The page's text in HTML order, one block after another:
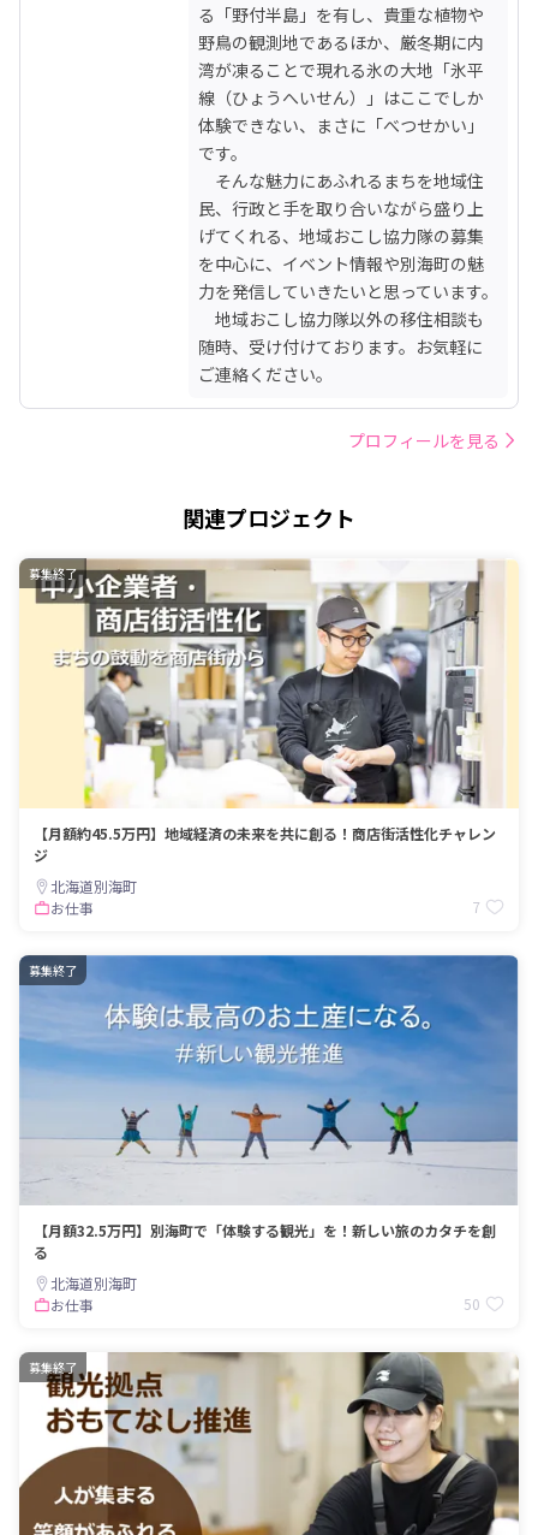
る「野付半島」を有し、貴重な植物や
野鳥の観測地であるほか、厳冬期に内
湾が凍ることで現れる氷の大地「氷平
線（ひょうへいせん）」はここでしか
体験できない、まさに「べつせかい」
です。
そんな魅力にあふれるまちを地域住
民、行政と手を取り合いながら盛り上
げてくれる、地域おこし協力隊の募集
を中心に、イベント情報や別海町の魅
力を発信していきたいと思っています。
地域おこし協力隊以外の移住相談も
随時、受け付けております。お気軽に
ご連絡ください。
プロフィールを見る
関連プロジェクト
募集終了
【月額約45.5万円】地域経済の未来を共に創る！商店街活性化チャレン
ジ
北海道別海町
お仕事
7
募集終了
【月額32.5万円】別海町で「体験する観光」を！新しい旅のカタチを創
る
北海道別海町
お仕事
50
募集終了